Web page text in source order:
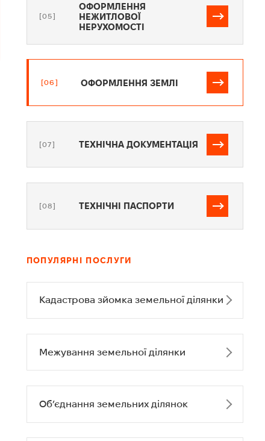
[05]
ОФОРМЛЕННЯ
НЕЖИТЛОВОЇ
НЕРУХОМОСТІ
[06] ОФОРМЛЕННЯ ЗЕМЛІ
[07] ТЕХНІЧНА ДОКУМЕНТАЦІЯ
[08] ТЕХНІЧНІ ПАСПОРТИ
ПОПУЛЯРНІ ПОСЛУГИ
Кадастрова зйомка земельної ділянки
Межування земельної ділянки
Об’єднання земельних ділянок